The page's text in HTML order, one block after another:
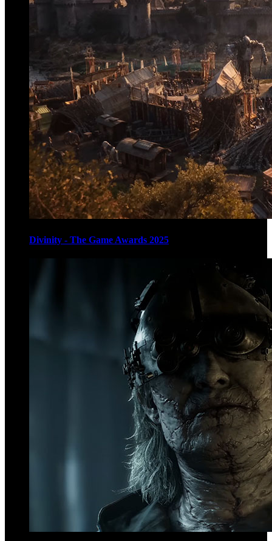
Divinity - The Game Awards 2025